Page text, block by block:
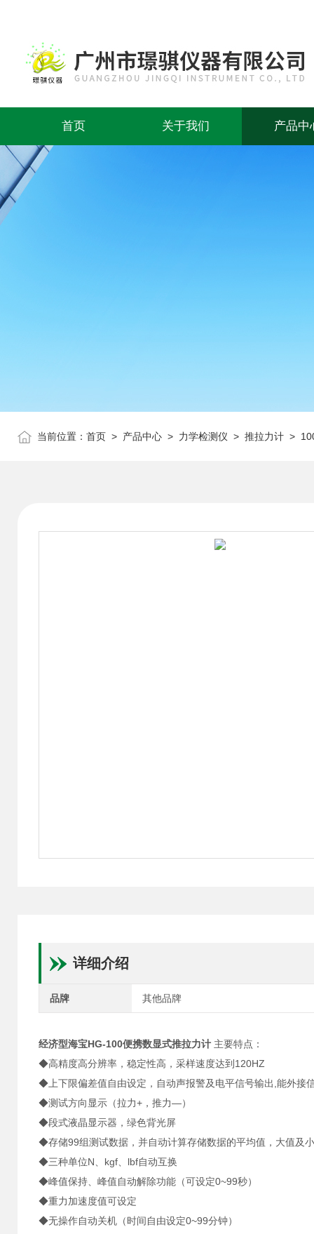
首页 关于我们 产品中
当前位置： 首页 > 产品中心 > 力学检测仪 > 推拉力计 >
详细介绍
品牌 其他品牌
经济型海宝HG-100便携数显式推拉力计 主要特点：
◆高精度高分辨率，稳定性高，采样速度达到120HZ
◆上下限偏差值自由设定，自动声报警及电平信号输出,能外接
◆测试方向显示（拉力+，推力—）
◆段式液晶显示器，绿色背光屏
◆存储99组测试数据，并自动计算存储数据的平均值，大值及
◆三种单位N、kgf、lbf自动互换
◆峰值保持、峰值自动解除功能（可设定0~99秒）
◆重力加速度值可设定
◆无操作自动关机（时间自由设定0~99分钟）